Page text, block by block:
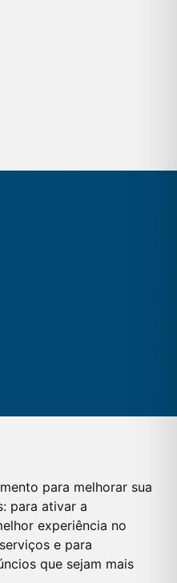
para melhorar sua
para ativar a
experiência no
e para
que sejam mais